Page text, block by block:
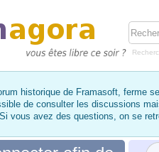
historique de Framasoft, ferme
de consulter les discussions
vous avez des questions, on se